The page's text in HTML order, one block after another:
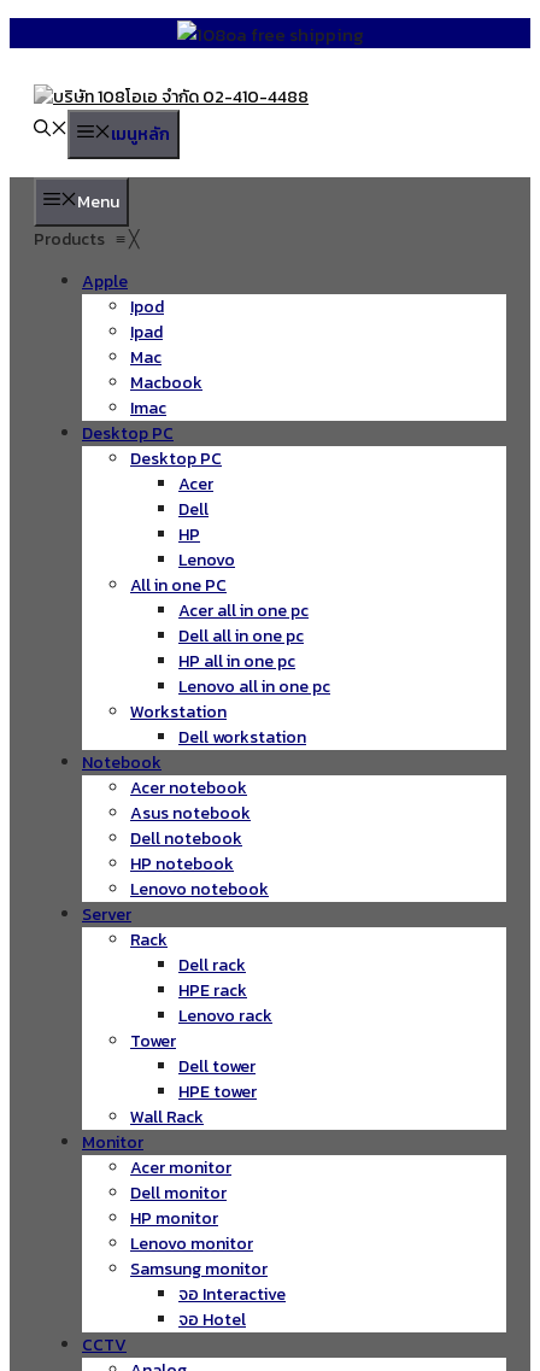
content
เมนูหลัก
Menu
Products ≡╳
Apple
Ipod
Ipad
Mac
Macbook
Imac
Desktop PC
Desktop PC
Acer
Dell
HP
Lenovo
All in one PC
Acer all in one pc
Dell all in one pc
HP all in one pc
Lenovo all in one pc
Workstation
Dell workstation
Notebook
Acer notebook
Asus notebook
Dell notebook
HP notebook
Lenovo notebook
Server
Rack
Dell rack
HPE rack
Lenovo rack
Tower
Dell tower
HPE tower
Wall Rack
Monitor
Acer monitor
Dell monitor
HP monitor
Lenovo monitor
Samsung monitor
จอ Interactive
จอ Hotel
CCTV